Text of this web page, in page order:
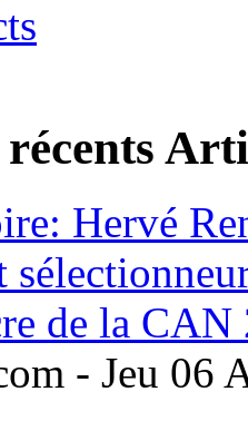
- Jeu 06